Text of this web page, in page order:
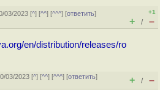
03/2023 [^] [^^] [^^^] [ответить]
+1
+ / –
en/distribution/releases/ro
03/2023 [^] [^^] [^^^] [ответить]
+ / –